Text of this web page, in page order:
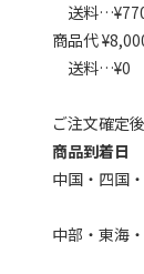
送料
商品代
送料…¥0
ご注文確定
商品到着日
中国・四国
※（一
中部・東海